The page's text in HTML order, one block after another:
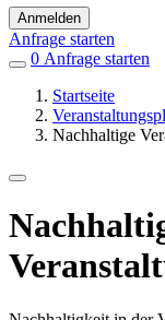
Anmelden
Anfrage starten
0 Einträge
Favoriten
Anfrage starten
Startseite
Nachhaltige